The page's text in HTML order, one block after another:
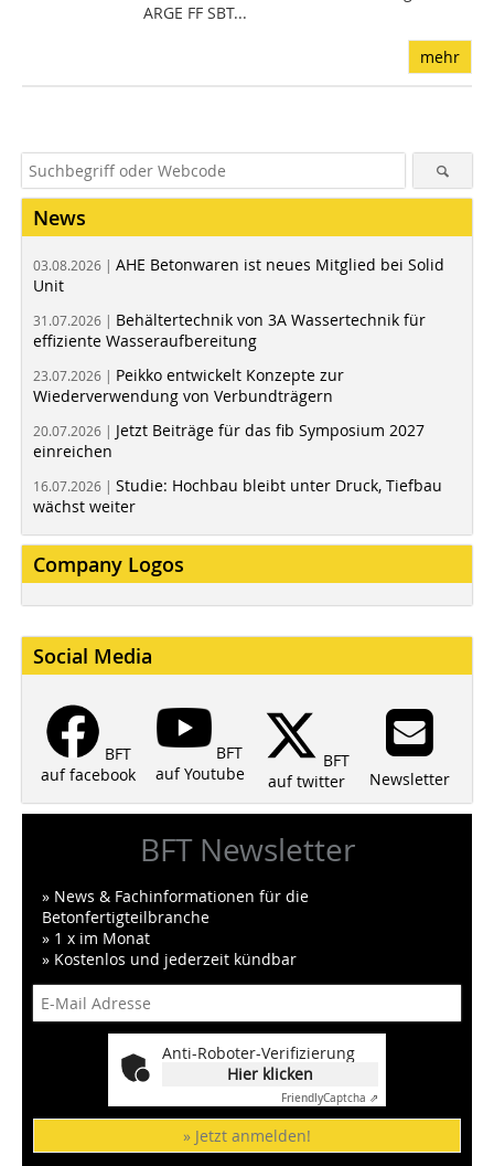
ARGE FF SBT...
mehr
News
03.08.2026 | AHE Betonwaren ist neues Mitglied bei Solid
Unit
31.07.2026 | Behältertechnik von 3A Wassertechnik für
effiziente Wasseraufbereitung
23.07.2026 | Peikko entwickelt Konzepte zur
Wiederverwendung von Verbundträgern
20.07.2026 | Jetzt Beiträge für das fib Symposium 2027
einreichen
16.07.2026 | Studie: Hochbau bleibt unter Druck, Tiefbau
wächst weiter
Company Logos
Social Media
BFT
auf facebook
BFT
auf Youtube
BFT
auf twitter
Newsletter
BFT Newsletter
» News & Fachinformationen für die
Betonfertigteilbranche
» 1 x im Monat
» Kostenlos und jederzeit kündbar
Anti-Roboter-Verifizierung
Hier klicken
FriendlyCaptcha ⇗
» Jetzt anmelden!